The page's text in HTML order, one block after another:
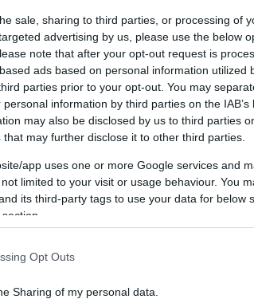
sale, sharing to third parties, or processing of
advertising by us, please use the below
note that after your opt-out request is
ads based on personal information utilized
parties prior to your opt-out. You may
information by third parties on the IAB’s
may also be disclosed by us to third parties
that may further disclose it to other third parties.
app uses one or more Google services and
limited to your visit or usage behaviour. You
its third-party tags to use your data for below
Opt Outs
Sharing of my personal data.